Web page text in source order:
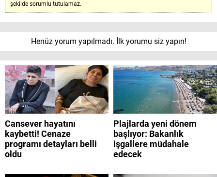
şekilde sorumlu tutulamaz.
Henüz yorum yapılmadı. İlk yorumu siz yapın!
Cansever hayatını
kaybetti! Cenaze
programı detayları belli
oldu
Plajlarda yeni dönem
başlıyor: Bakanlık
işgallere müdahale
edecek